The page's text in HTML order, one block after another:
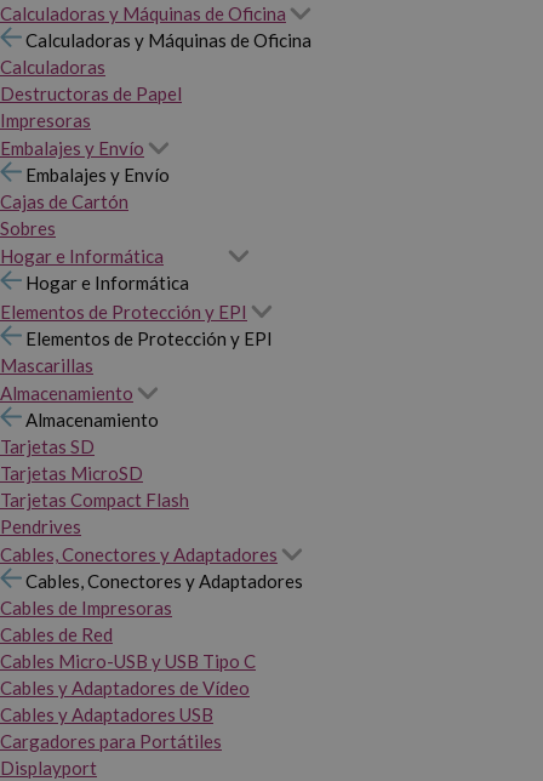
Calculadoras y Máquinas de Oficina
Calculadoras y Máquinas de Oficina
Calculadoras
Destructoras de Papel
Impresoras
Embalajes y Envío
Embalajes y Envío
Cajas de Cartón
Sobres
Hogar e Informática
Hogar e Informática
Elementos de Protección y EPI
Elementos de Protección y EPI
Mascarillas
Almacenamiento
Almacenamiento
Tarjetas SD
Tarjetas MicroSD
Tarjetas Compact Flash
Pendrives
Cables, Conectores y Adaptadores
Cables, Conectores y Adaptadores
Cables de Impresoras
Cables de Red
Cables Micro-USB y USB Tipo C
Cables y Adaptadores de Vídeo
Cables y Adaptadores USB
Cargadores para Portátiles
Displayport